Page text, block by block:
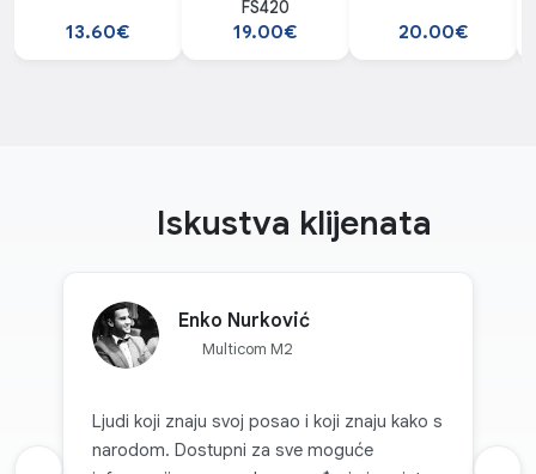
13.60€
FS420
19.00€ 20.00€
Iskustva klijenata
Enko Nurković
Multicom M2
Ljudi koji znaju svoj posao i koji znaju kako s
narodom. Dostupni za sve moguće